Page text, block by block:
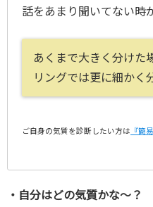
話をあまり聞いてない
あくまで大きく分けた
リングでは更に細かく
ご自身の気質を診断したい方は 『簡
・自分はどの気質かな～？